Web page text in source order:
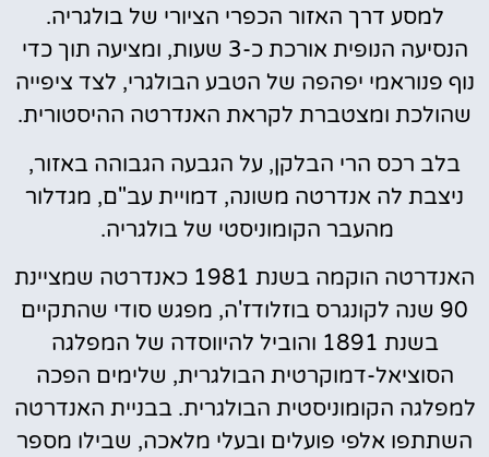
למסע דרך האזור הכפרי הציורי של בולגריה.
הנסיעה הנופית אורכת כ-3 שעות, ומציעה תוך כדי
נוף פנוראמי יפהפה של הטבע הבולגרי, לצד ציפייה
שהולכת ומצטברת לקראת האנדרטה ההיסטורית.
בלב רכס הרי הבלקן, על הגבעה הגבוהה באזור,
ניצבת לה אנדרטה משונה, דמויית עב"ם, מגדלור
מהעבר הקומוניסטי של בולגריה.
האנדרטה הוקמה בשנת 1981 כאנדרטה שמציינת
90 שנה לקונגרס בוזלודז'ה, מפגש סודי שהתקיים
בשנת 1891 והוביל להיווסדה של המפלגה
הסוציאל-דמוקרטית הבולגרית, שלימים הפכה
למפלגה הקומוניסטית הבולגרית. בבניית האנדרטה
השתתפו אלפי פועלים ובעלי מלאכה, שבילו מספר